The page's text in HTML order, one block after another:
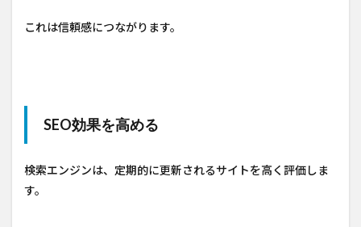
これは信頼感につながります。
SEO効果を高める
検索エンジンは、定期的に更新されるサイトを高く評価しま
す。